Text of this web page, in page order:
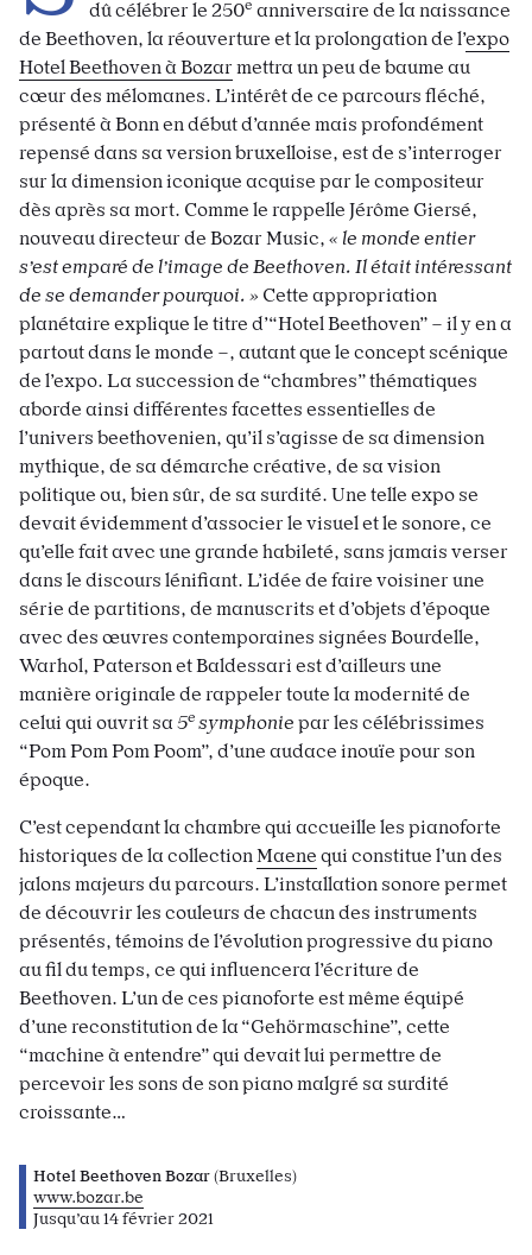
dû célébrer le 250e anniversaire de la naissance
de Beethoven, la réouverture et la prolongation de l’expo
Hotel Beethoven à Bozar mettra un peu de baume au
cœur des mélomanes. L’intérêt de ce parcours fléché,
présenté à Bonn en début d’année mais profondément
repensé dans sa version bruxelloise, est de s’interroger
sur la dimension iconique acquise par le compositeur
dès après sa mort. Comme le rappelle Jérôme Giersé,
nouveau directeur de Bozar Music, « le monde entier
s’est emparé de l’image de Beethoven. Il était intéressant
de se demander pourquoi. » Cette appropriation
planétaire explique le titre d’“Hotel Beethoven” – il y en a
partout dans le monde –, autant que le concept scénique
de l’expo. La succession de “chambres” thématiques
aborde ainsi différentes facettes essentielles de
l’univers beethovenien, qu’il s’agisse de sa dimension
mythique, de sa démarche créative, de sa vision
politique ou, bien sûr, de sa surdité. Une telle expo se
devait évidemment d’associer le visuel et le sonore, ce
qu’elle fait avec une grande habileté, sans jamais verser
dans le discours lénifiant. L’idée de faire voisiner une
série de partitions, de manuscrits et d’objets d’époque
avec des œuvres contemporaines signées Bourdelle,
Warhol, Paterson et Baldessari est d’ailleurs une
manière originale de rappeler toute la modernité de
celui qui ouvrit sa 5e symphonie par les célébrissimes
“Pom Pom Pom Poom”, d’une audace inouïe pour son
époque.
C’est cependant la chambre qui accueille les pianoforte
historiques de la collectionMaene qui constitue l’un des
jalons majeurs du parcours. L’installation sonore permet
de découvrir les couleurs de chacun des instruments
présentés, témoins de l’évolution progressive du piano
au fil du temps, ce qui influencera l’écriture de
Beethoven. L’un de ces pianoforte est même équipé
d’une reconstitution de la “Gehörmaschine”, cette
“machine à entendre” qui devait lui permettre de
percevoir les sons de son piano malgré sa surdité
croissante…
Hotel Beethoven Bozar(Bruxelles)
www.bozar.be
Jusqu’au 14 février 2021